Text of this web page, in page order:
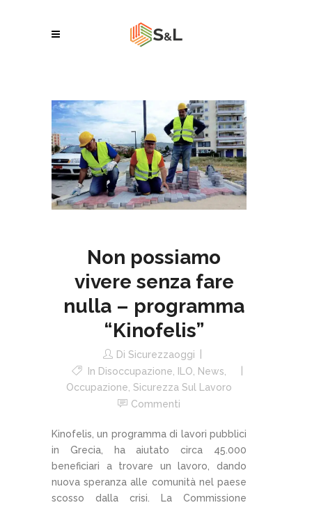
Non possiamo
vivere senza fare
nulla – programma
“Kinofelis”
Di Sicurezzaoggi
In Disoccupazione, ILO, News,
Occupazione, Sicurezza Sul Lavoro
Commenti
Kinofelis, un programma di lavori pubblici
in Grecia, ha aiutato circa 45.000
beneficiari a trovare un lavoro, dando
nuova speranza alle comunità nel paese
scosso dalla crisi. La Commissione